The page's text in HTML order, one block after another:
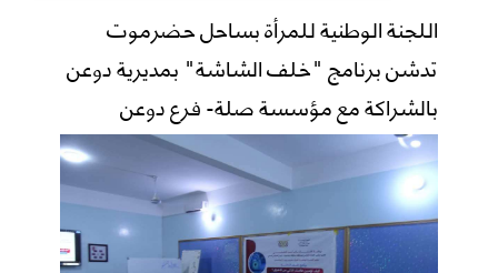
اللجنة الوطنية للمرأة بساحل حضرموت
تدشن برنامج "خلف الشاشة" بمديرية دوعن
بالشراكة مع مؤسسة صلة- فرع دوعن